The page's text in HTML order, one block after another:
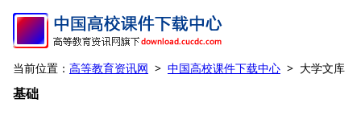
当前位置： 高等教育资讯网 > 中国高校课件下载中心 > 大学文库
基础